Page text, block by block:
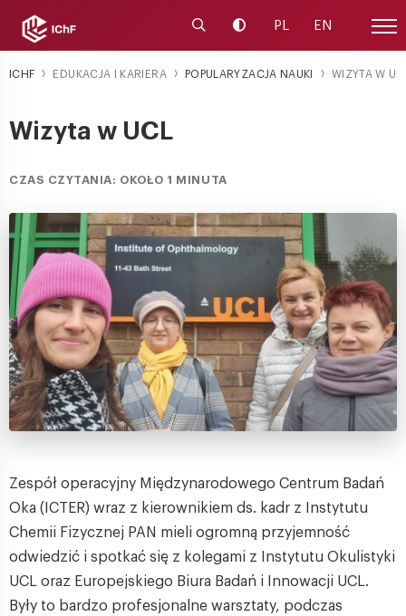
Uruchom wyszukiwarkę
Zmień kontrast
PL EN
ICHF EDUKACJA I KARIERA POPULARYZACJA NAUKI WIZYTA W
Wizyta w UCL
CZAS CZYTANIA: OKOŁO 1 MINUTA
Zespół operacyjny Międzynarodowego Centrum Badań
Oka (ICTER) wraz z kierownikiem ds. kadr z Instytutu
Chemii Fizycznej PAN mieli ogromną przyjemność
odwiedzić i spotkać się z kolegami z Instytutu Okulistyki
UCL oraz Europejskiego Biura Badań i Innowacji UCL.
Były to bardzo profesjonalne warsztaty, podczas